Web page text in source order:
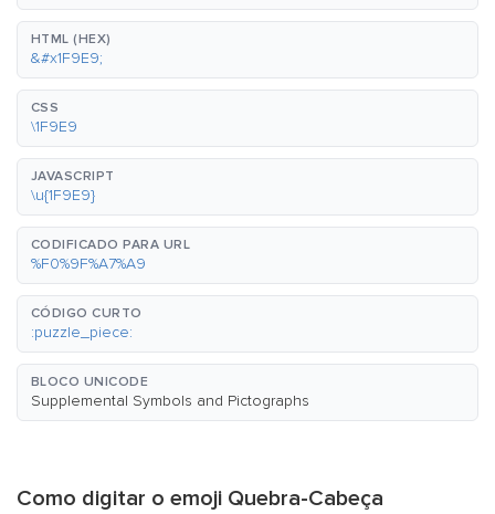
HTML (HEX)
&#x1F9E9;
CSS
\1F9E9
JAVASCRIPT
\u{1F9E9}
CODIFICADO PARA URL
%F0%9F%A7%A9
CÓDIGO CURTO
:puzzle_piece:
BLOCO UNICODE
Supplemental Symbols and Pictographs
Como digitar o emoji Quebra-Cabeça